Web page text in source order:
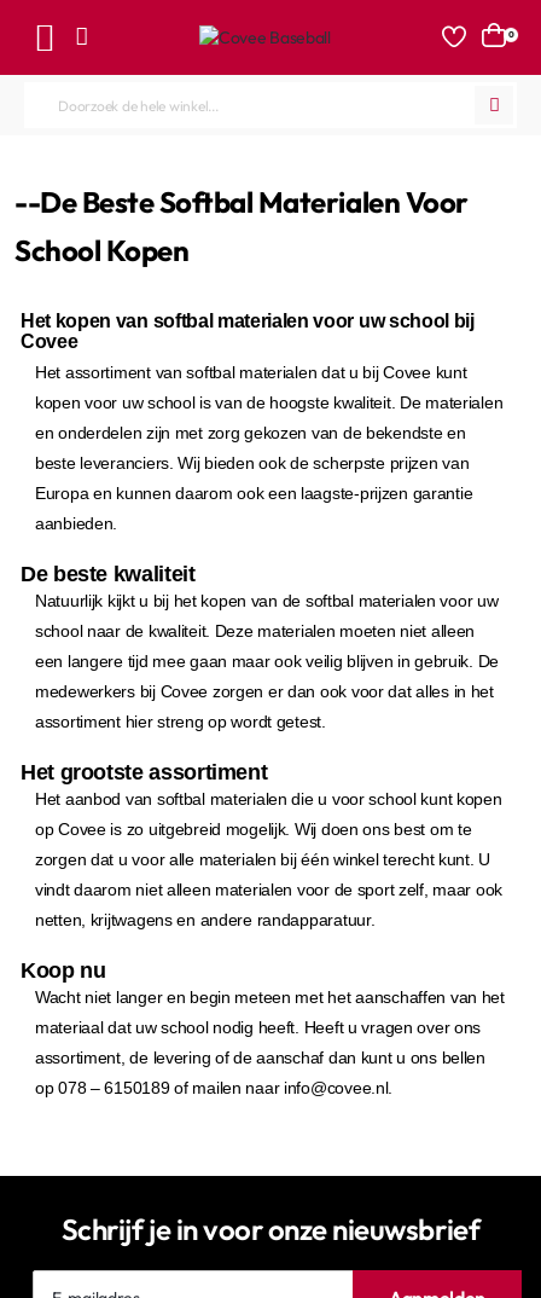
0
Doorzoek
winkel...
--De Beste Softbal Materialen Voor
School Kopen
Het kopen van softbal materialen voor uw school bij
Covee
Het assortiment van softbal materialen dat u bij Covee kunt
kopen voor uw school is van de hoogste kwaliteit. De materialen
en onderdelen zijn met zorg gekozen van de bekendste en
beste leveranciers. Wij bieden ook de scherpste prijzen van
Europa en kunnen daarom ook een laagste-prijzen garantie
aanbieden.
De beste kwaliteit
Natuurlijk kijkt u bij het kopen van de softbal materialen voor uw
school naar de kwaliteit. Deze materialen moeten niet alleen
een langere tijd mee gaan maar ook veilig blijven in gebruik. De
medewerkers bij Covee zorgen er dan ook voor dat alles in het
assortiment hier streng op wordt getest.
Het grootste assortiment
Het aanbod van softbal materialen die u voor school kunt kopen
op Covee is zo uitgebreid mogelijk. Wij doen ons best om te
zorgen dat u voor alle materialen bij één winkel terecht kunt. U
vindt daarom niet alleen materialen voor de sport zelf, maar ook
netten, krijtwagens en andere randapparatuur.
Koop nu
Wacht niet langer en begin meteen met het aanschaffen van het
materiaal dat uw school nodig heeft. Heeft u vragen over ons
assortiment, de levering of de aanschaf dan kunt u ons bellen
op 078 – 6150189 of mailen naar info@covee.nl.
Schrijf je in voor onze nieuwsbrief